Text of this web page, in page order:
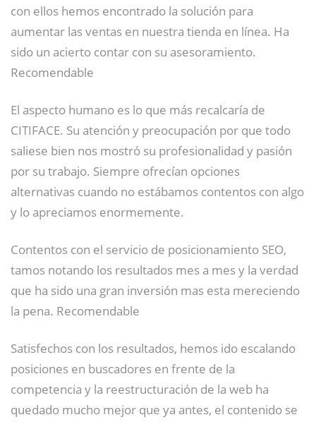
con ellos hemos encontrado la solución para
aumentar las ventas en nuestra tienda en línea. Ha
sido un acierto contar con su asesoramiento.
Recomendable
El aspecto humano es lo que más recalcaría de
CITIFACE. Su atención y preocupación por que todo
saliese bien nos mostró su profesionalidad y pasión
por su trabajo. Siempre ofrecían opciones
alternativas cuando no estábamos contentos con algo
y lo apreciamos enormemente.
Contentos con el servicio de posicionamiento SEO,
tamos notando los resultados mes a mes y la verdad
que ha sido una gran inversión mas esta mereciendo
la pena. Recomendable
Satisfechos con los resultados, hemos ido escalando
posiciones en buscadores en frente de la
competencia y la reestructuración de la web ha
quedado mucho mejor que ya antes, el contenido se